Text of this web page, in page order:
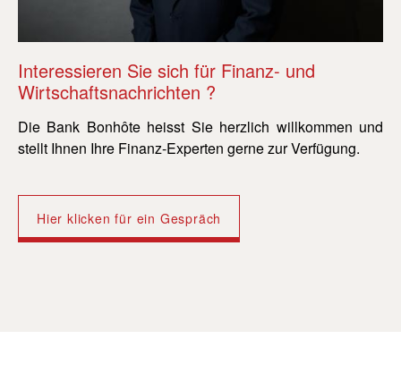
Interessieren Sie sich für Finanz- und
Wirtschaftsnachrichten ?
Die Bank Bonhôte heisst Sie herzlich willkommen und
stellt Ihnen Ihre Finanz-Experten gerne zur Verfügung.
Hier klicken für ein Gespräch